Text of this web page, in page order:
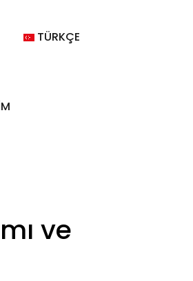
TÜRKÇE
ve